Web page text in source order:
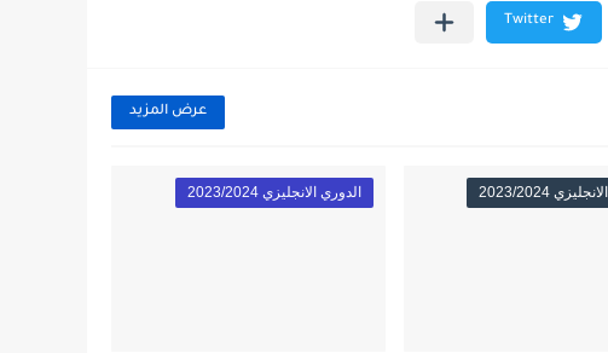
عرض المزيد
2023/2024 الدوري الانجليزي 2023/2024